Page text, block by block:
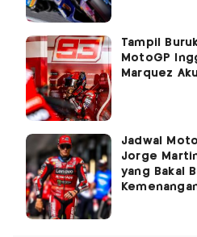
Tampil
MotoGP
Marquez
Jadwal
Jorge
yang Bakal